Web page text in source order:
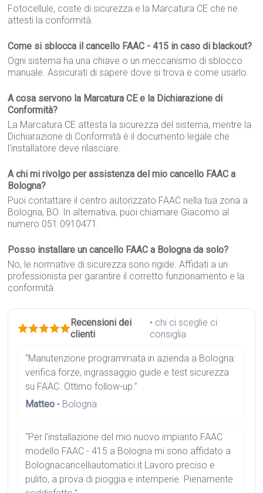
Fotocellule, coste di sicurezza e la Marcatura CE che ne
attesti la conformità.
Come si sblocca il cancello FAAC - 415 in caso di blackout?
Ogni sistema ha una chiave o un meccanismo di sblocco
manuale. Assicurati di sapere dove si trova e come usarlo.
A cosa servono la Marcatura CE e la Dichiarazione di
Conformità?
La Marcatura CE attesta la sicurezza del sistema, mentre la
Dichiarazione di Conformità è il documento legale che
l'installatore deve rilasciare.
A chi mi rivolgo per assistenza del mio cancello FAAC a
Bologna?
Puoi contattare il centro autorizzato FAAC nella tua zona a
Bologna, BO. In alternativa, puoi chiamare Giacomo al
numero 051 0910471.
Posso installare un cancello FAAC a Bologna da solo?
No, le normative di sicurezza sono rigide. Affidati a un
professionista per garantire il corretto funzionamento e la
conformità.
Recensioni dei
clienti
• chi ci sceglie ci
consiglia
“Manutenzione programmata in azienda a Bologna:
verifica forze, ingrassaggio guide e test sicurezza
su FAAC. Ottimo follow-up.”
Matteo • Bologna
“Per l'installazione del mio nuovo impianto FAAC
modello FAAC - 415 a Bologna mi sono affidato a
Bolognacancelliautomatici.it Lavoro preciso e
pulito, a prova di pioggia e intemperie. Pienamente